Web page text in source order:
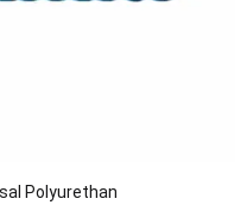
Polyurethan